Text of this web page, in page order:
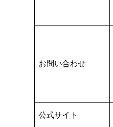
お問い合わせ
公式サイト